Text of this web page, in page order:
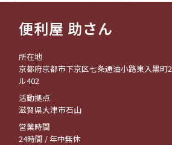
便利屋 助さん
所在地
京都府京都市下京区七条通油小路東入黒町
ル402
活動拠点
滋賀県大津市石山
営業時間
24時間 / 年中無休